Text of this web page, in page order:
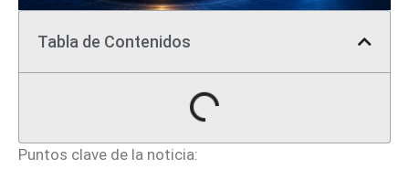
Tabla de Contenidos
Puntos clave de la noticia: